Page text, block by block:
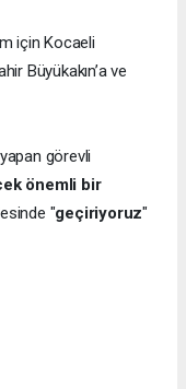
için Kocaeli
Büyükakın’a ve
görevli
önemli bir
"geçiriyoruz"